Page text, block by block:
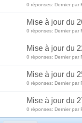
0 réponses: Dernier par
Mise à jour du
0 réponses: Dernier par
Mise à jour du
0 réponses: Dernier par
Mise à jour du
0 réponses: Dernier par
Mise à jour du
0 réponses: Dernier par